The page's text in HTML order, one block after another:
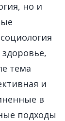
но и
тема
и
в
подходы